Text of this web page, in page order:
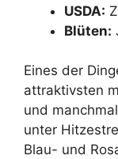
USDA:
Blüten:
Eines der
attraktivsten
und
unter
Blau- und